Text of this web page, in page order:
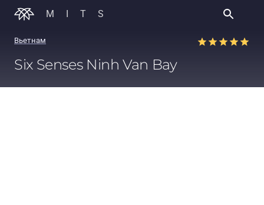
MITS
Вьетнам
Six Senses Ninh Van Bay